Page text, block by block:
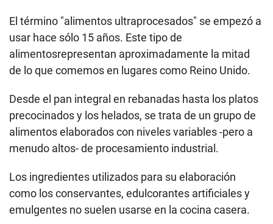
El término "alimentos ultraprocesados" se empezó a
usar hace sólo 15 años. Este tipo de
alimentosrepresentan aproximadamente la mitad
de lo que comemos en lugares como Reino Unido.
Desde el pan integral en rebanadas hasta los platos
precocinados y los helados, se trata de un grupo de
alimentos elaborados con niveles variables -pero a
menudo altos- de procesamiento industrial.
Los ingredientes utilizados para su elaboración
como los conservantes, edulcorantes artificiales y
emulgentes no suelen usarse en la cocina casera.